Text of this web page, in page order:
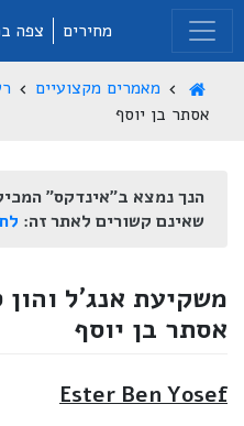
מחירים צפה
מאמרים מקצועיים
אסתר בן יוסף
הנך נמצא ב"אינדקס"
שאינם קשורים לאתר זה:
משקיעת אנג'ל והון
אסתר בן יוסף
Ester Ben Yosef